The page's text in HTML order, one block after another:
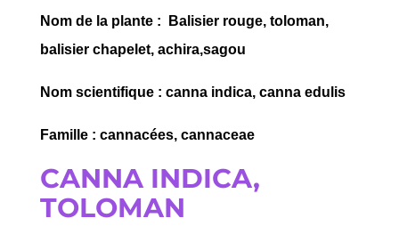
Nom de la plante : Balisier rouge, toloman,
balisier chapelet, achira,sagou
Nom scientifique : canna indica, canna edulis
Famille : cannacées, cannaceae
CANNA INDICA,
TOLOMAN